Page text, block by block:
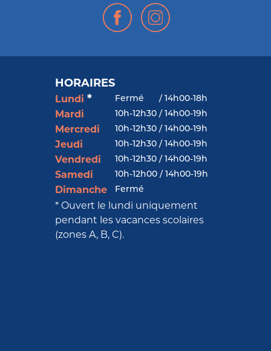
HORAIRES
Lundi *
Mardi
Mercredi
Jeudi
Vendredi
Samedi
Dimanche
Fermé / 14h00-18h
10h-12h30 / 14h00-19h
10h-12h30 / 14h00-19h
10h-12h30 / 14h00-19h
10h-12h30 / 14h00-19h
10h-12h00 / 14h00-19h
Fermé
* Ouvert le lundi uniquement
pendant les vacances scolaires
(zones A, B, C).